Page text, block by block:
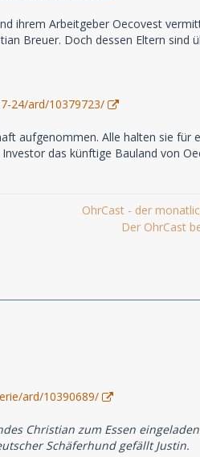
ihrem Arbeitgeber Oecovest
Breuer. Doch dessen Eltern sind
24/ard/10379723/
aufgenommen. Alle halten sie
das künftige Bauland von
OhrCast - der
Der OhrCast
ard/10390689/
Christian zum Essen
Schäferhund gefällt Justin.